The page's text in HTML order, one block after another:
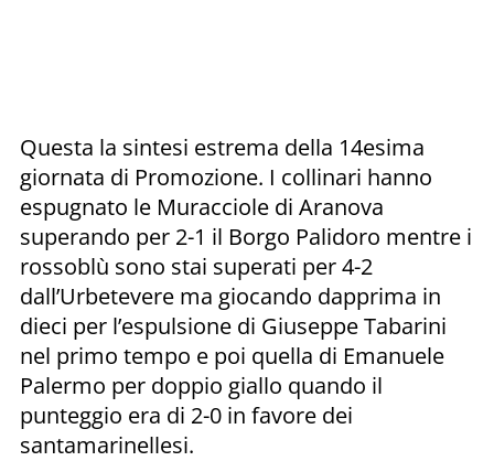
Questa la sintesi estrema della 14esima
giornata di Promozione. I collinari hanno
espugnato le Muracciole di Aranova
superando per 2-1 il Borgo Palidoro mentre i
rossoblù sono stai superati per 4-2
dall’Urbetevere ma giocando dapprima in
dieci per l’espulsione di Giuseppe Tabarini
nel primo tempo e poi quella di Emanuele
Palermo per doppio giallo quando il
punteggio era di 2-0 in favore dei
santamarinellesi.